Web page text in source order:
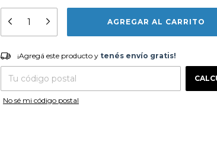
¡Agregá este producto ytenés envío
¡Agregá este producto y tenés envío gratis!
No sé mi código postal